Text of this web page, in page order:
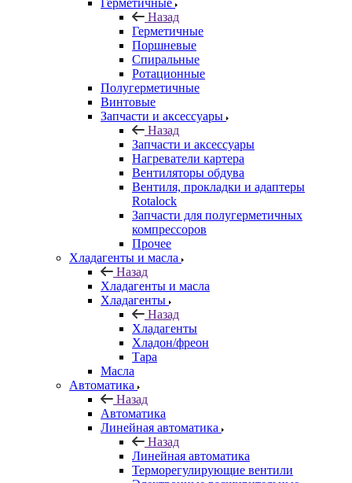
Герметичные
Назад
Герметичные
Поршневые
Спиральные
Ротационные
Полугерметичные
Винтовые
Запчасти и аксессуары
Назад
Запчасти и аксессуары
Нагреватели картера
Вентиляторы обдува
Вентиля, прокладки и адаптеры
Rotalock
Запчасти для полугерметичных
компрессоров
Прочее
Хладагенты и масла
Назад
Хладагенты и масла
Хладагенты
Назад
Хладагенты
Хладон/фреон
Тара
Масла
Автоматика
Назад
Автоматика
Линейная автоматика
Назад
Линейная автоматика
Терморегулирующие вентили